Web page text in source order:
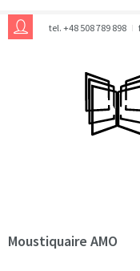
tel. +48 508 789 898
Moustiquaire AMO